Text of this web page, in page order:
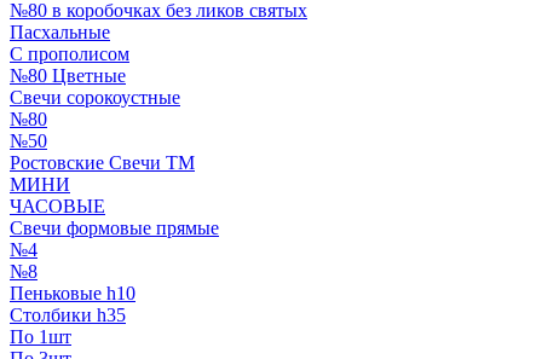
№80 в коробочках без ликов святых
Пасхальные
С прополисом
№80 Цветные
Свечи сорокоустные
№80
№50
Ростовские Свечи ТМ
МИНИ
ЧАСОВЫЕ
Свечи формовые прямые
№4
№8
Пеньковые h10
Столбики h35
По 1шт